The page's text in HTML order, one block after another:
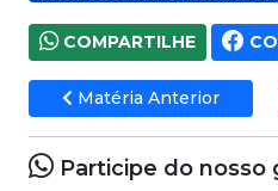
COMPARTILHE
Matéria Anterior
Participe do